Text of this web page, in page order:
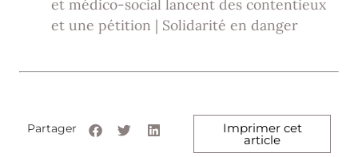
et médico-social lancent des contentieux
et une pétition | Solidarité en danger
Partager Imprimer cet
article